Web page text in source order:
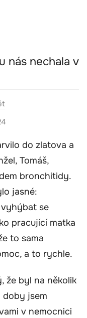
nás nechala v
do zlatova a
Tomáš,
bronchitidy.
jasné:
se
pracující matka
to sama
a to rychle.
že byl na několik
doby jsem
v nemocnici